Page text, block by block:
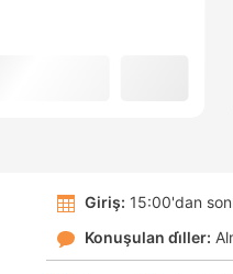
Giriş: 15:00'dan
Konuşulan di̇ller: